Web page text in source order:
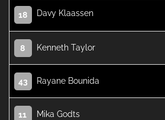
18 Davy Klaassen
8 Kenneth Taylor
43 Rayane Bounida
11 Mika Godts